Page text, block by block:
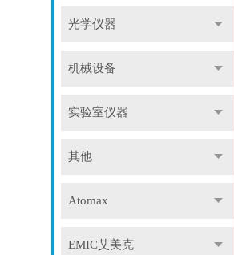
光学仪器
机械设备
实验室仪器
其他
Atomax
EMIC艾美克